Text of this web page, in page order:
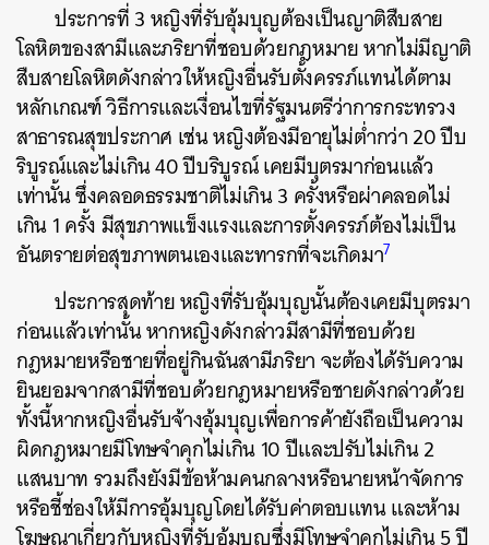
ประการที่ 3 หญิงที่รับอุ้มบุญต้องเป็นญาติสืบสาย
โลหิตของสามีและภริยาที่ชอบด้วยกฎหมาย หากไม่มีญาติ
สืบสายโลหิตดังกล่าวให้หญิงอื่นรับตั้งครรภ์แทนได้ตาม
หลักเกณฑ์ วิธีการและเงื่อนไขที่รัฐมนตรีว่าการกระทรวง
สาธารณสุขประกาศ เช่น หญิงต้องมีอายุไม่ต่ำกว่า 20 ปีบ
ริบูรณ์และไม่เกิน 40 ปีบริบูรณ์ เคยมีบุตรมาก่อนแล้ว
เท่านั้น ซึ่งคลอดธรรมชาติไม่เกิน 3 ครั้งหรือผ่าคลอดไม่
เกิน 1 ครั้ง มีสุขภาพแข็งแรงและการตั้งครรภ์ต้องไม่เป็น
อันตรายต่อสุขภาพตนเองและทารกที่จะเกิดมา7
ประการสุดท้าย หญิงที่รับอุ้มบุญนั้นต้องเคยมีบุตรมา
ก่อนแล้วเท่านั้น หากหญิงดังกล่าวมีสามีที่ชอบด้วย
กฎหมายหรือชายที่อยู่กินฉันสามีภริยา จะต้องได้รับความ
ยินยอมจากสามีที่ชอบด้วยกฎหมายหรือชายดังกล่าวด้วย
ทั้งนี้หากหญิงอื่นรับจ้างอุ้มบุญเพื่อการค้ายังถือเป็นความ
ผิดกฎหมายมีโทษจำคุกไม่เกิน 10 ปีและปรับไม่เกิน 2
แสนบาท รวมถึงยังมีข้อห้ามคนกลางหรือนายหน้าจัดการ
หรือชี้ช่องให้มีการอุ้มบุญโดยได้รับค่าตอบแทน และห้าม